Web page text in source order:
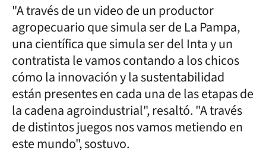
"A través de un video de un productor
agropecuario que simula ser de La Pampa,
una científica que simula ser del Inta y un
contratista le vamos contando a los chicos
cómo la innovación y la sustentabilidad
están presentes en cada una de las etapas de
la cadena agroindustrial", resaltó. "A través
de distintos juegos nos vamos metiendo en
este mundo", sostuvo.